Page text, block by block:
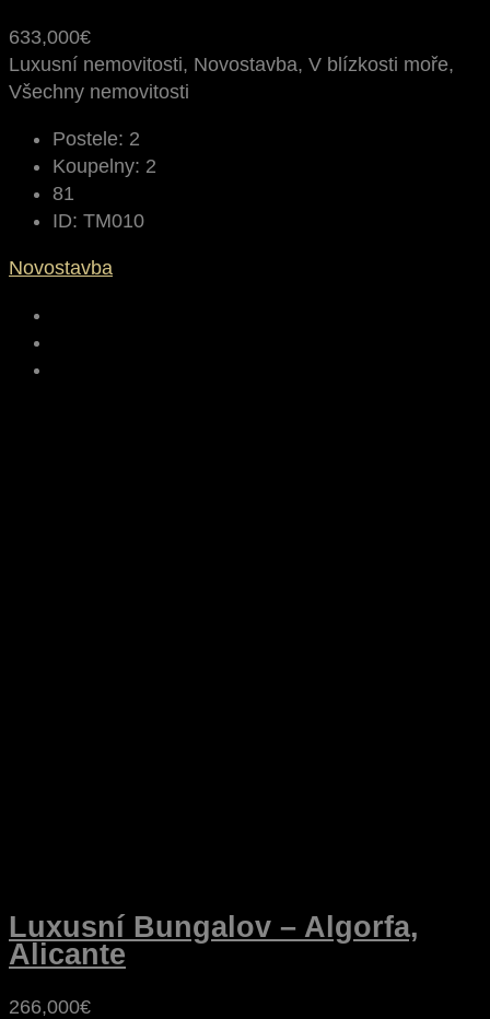
633,000€
Luxusní nemovitosti, Novostavba, V blízkosti moře,
Všechny nemovitosti
Postele: 2
Koupelny: 2
81
ID: TM010
Novostavba
Luxusní Bungalov – Algorfa,
Alicante
266,000€